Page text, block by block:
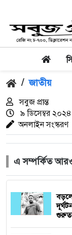
/ জাতীয়
সবুজ প্রান্ত
৯ ডিসেম্বর
অনলাইন সংস্করণ
এ সম্পর্কিত